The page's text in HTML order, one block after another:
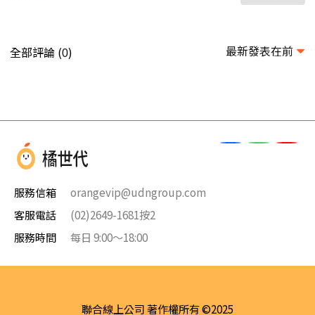
全部評論 (0) 最新發表在前
服務信箱
orangevip@udngroup.com
客服電話
(02)2649-1681按2
服務時間
每日 9:00～18:00
聯合線上公司 著作權所有 ©2025